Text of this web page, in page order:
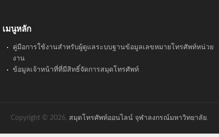
เมนูหลัก
คู่มือการใช้งานสำหรับผู้ดูแลระบบฐานข้อมูลเลขหมายโทรศัพท์หน่วย
งาน
ข้อมูลเจ้าหน้าที่ที่มีสิทธิ์จัดการสมุดโทรศัพท์
Copyright © 2026, สมุดโทรศัพท์ออนไลน์ จุฬาลงกรณ์มหาวิทยาลัย.